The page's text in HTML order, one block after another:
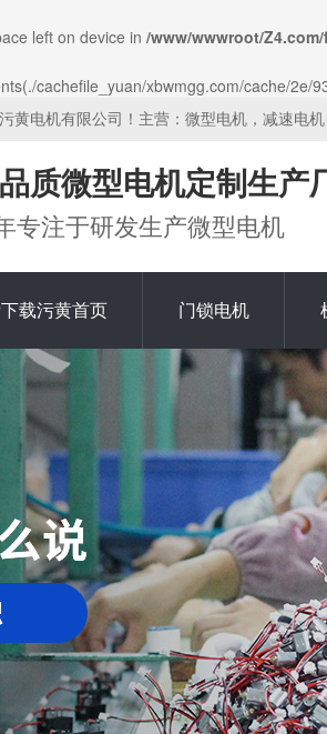
left on device in /www/wwwroot/
cachefile_yuan/xbwmgg.com/cache/
黄电机有限公司！主营：微型电机，减速电
质微型电机定制生产
专注于研发生产微型电机
载污黄首页 门锁电机
载污黄